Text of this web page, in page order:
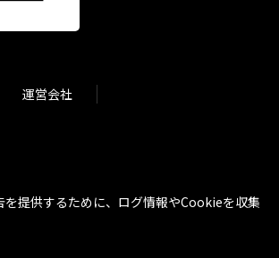
運営会社
提供するために、ログ情報やCookieを収集